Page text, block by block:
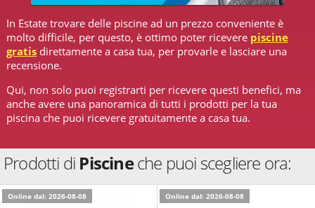
In Estate trovare delle piscine ad un prezzo conveniente è
molto difficile, per questo, è ottimo poter ricevere piscine
gratisdirettamente a casa tua, per provarle e lasciare una
recensione.
Qui, non solo puoi registrarti per ricevere questi benefici, ma
anche avere una panoramica di tutti i prodotti per la tua
piscina che puoi ricevere gratuitamente a casa tua.
Prodotti di Piscineche puoi scegliere ora:
Online dal: 2026-08-08 Online dal: 2026-08-08